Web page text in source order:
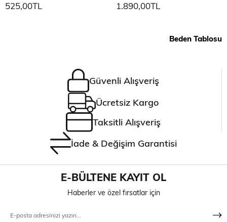
525,00TL 1.890,00TL
Beden Tablosu
Güvenli Alışveriş
Ücretsiz Kargo
Taksitli Alışveriş
İade & Değişim Garantisi
E-BÜLTENE KAYIT OL
Haberler ve özel fırsatlar için